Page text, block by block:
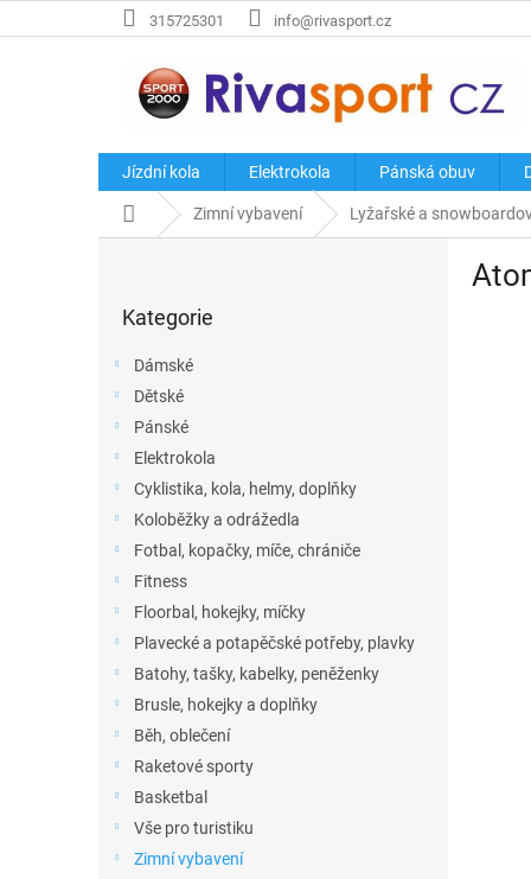
na
315725301 info@rivasport.cz
Jízdní kola Elektrokola Pánská obuv
Domů Zimní vybavení Lyžařské a
kategorie
Kategorie
Dámské
Dětské
Pánské
Elektrokola
Cyklistika, kola, helmy, doplňky
Koloběžky a odrážedla
Fotbal, kopačky, míče, chrániče
Fitness
Floorbal, hokejky, míčky
Plavecké a potapěčské potřeby, plavky
Batohy, tašky, kabelky, peněženky
Brusle, hokejky a doplňky
Běh, oblečení
Raketové sporty
Basketbal
Vše pro turistiku
Zimní vybavení